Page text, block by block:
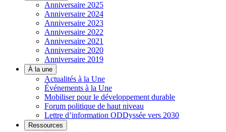
Anniversaire 2025
Anniversaire 2024
Anniversaire 2023
Anniversaire 2022
Anniversaire 2021
Anniversaire 2020
Anniversaire 2019
À la une
Actualités à la Une
Événements à la Une
Mobiliser pour le développement durable
Forum politique de haut niveau
Lettre d’information ODDyssée vers 2030
Ressources